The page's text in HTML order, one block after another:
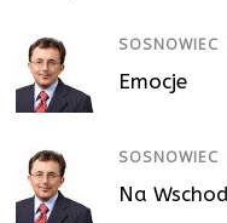
SOSNOWIEC
Emocje
SOSNOWIEC
Na